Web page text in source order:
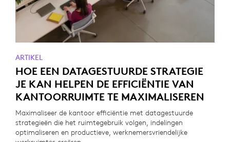
ARTIKEL
HOE EEN DATAGESTUURDE STRATEGIE
JE KAN HELPEN DE EFFICIËNTIE VAN
KANTOORRUIMTE TE MAXIMALISEREN
Maximaliseer de kantoor efficiëntie met datagestuurde
strategieën die het ruimtegebruik volgen, indelingen
optimaliseren en productieve, werknemersvriendelijke